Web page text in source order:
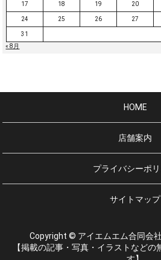
17 18 19 20
24 25 26 27
31
« 8月
HOME
店舗案内
プライバシーポ
サイトマップ
Copyright © アイエムエム合同会
【掲載の記事・写真・イラストなどの